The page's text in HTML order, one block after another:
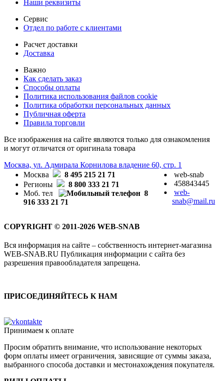
Наши реквизиты
Сервис
Отдел по работе с клиентами
Расчет доставки
Доставка
Важно
Как сделать заказ
Способы оплаты
Политика использования файлов cookie
Политика обработки персональных данных
Публичная оферта
Правила торговли
Все изображения на сайте являются только для ознакомления
и могут отличатся от оригинала товара
Москва, ул. Адмирала Корнилова владение 60, стр. 1
Москва
8 495 215 21 71
Регионы
8 800 333 21 71
Моб. тел
8
916 333 21 71
web-snab
458843445
web-
snab@mail.ru
COPYRIGHT © 2011-2026 WEB-SNAB
Вся информация на сайте – собственность интернет-магазина
WEB-SNAB.RU Публикация информации с сайта без
разрешения правообладателя запрещена.
ПРИСОЕДИНЯЙТЕСЬ К НАМ
Принимаем к оплате
Просим обратить внимание, что использование некоторых
форм оплаты имеет ограничения, зависящие от суммы заказа,
выбранного способа доставки и местонахождения покупателя.